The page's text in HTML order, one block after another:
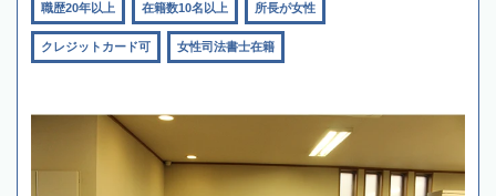
職歴20年以上 在籍数10名以上 所長が女性
クレジットカード可 女性司法書士在籍